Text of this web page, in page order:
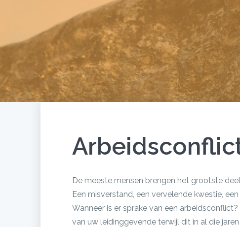
De meeste mensen brengen het grootste
Een misverstand, een vervelende kwestie,
Wanneer is er sprake van een
van uw leidinggevende terwijl dit in al die